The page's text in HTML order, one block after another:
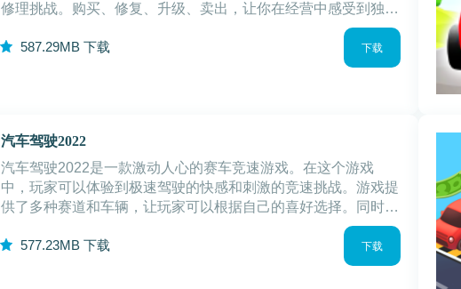
修理挑战。购买、修复、升级、卖出，让你在经营中感受到独特
的成就感。高度自由的玩法，没有任何限制，充分发挥你的创造
力和策略。成为一位成功的汽车修理工，
587.29MB 下载 下载
汽车驾驶2022
汽车驾驶2022是一款激动人心的赛车竞速游戏。在这个游戏
中，玩家可以体验到极速驾驶的快感和刺激的竞速挑战。游戏提
供了多种赛道和车辆，让玩家可以根据自己的喜好选择。同时，
游戏还拥有丰富的游戏模式和赛事，无论是单人游戏还是多人在
线竞技，都能让玩家沉浸在赛车的世界中
577.23MB 下载 下载